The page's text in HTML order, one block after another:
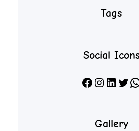
Tags
Social Icons
Facebook Instagram LinkedIn X WhatsApp
Gallery